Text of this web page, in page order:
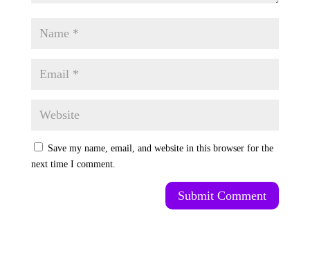
Save my name, email, and website in this browser for the
next time I comment.
Submit Comment